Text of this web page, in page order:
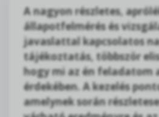
A nagyon részletes,
állapotfelmérés és
javaslattal kapcsolatos
tájékoztatás, többször
hogy mi az én feladatom
érdekében. A kezelés
amelynek során